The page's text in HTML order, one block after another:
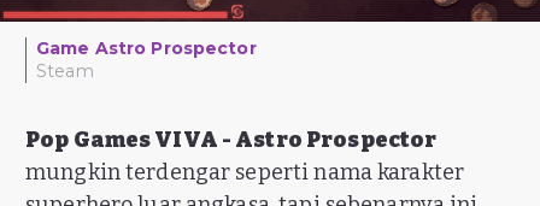
Game Astro Prospector
Steam
Pop Games VIVA - Astro Prospector
mungkin terdengar seperti nama karakter